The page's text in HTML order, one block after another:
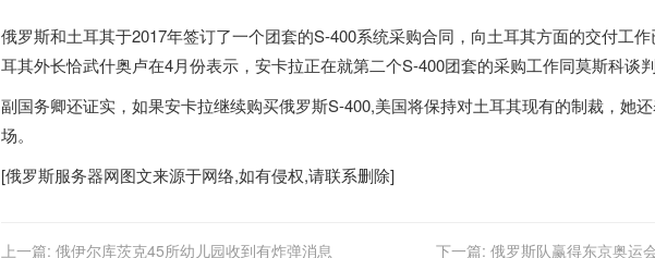
俄罗斯和土耳其于2017年签订了一个团套的S-400系统采购合同，向土耳其方面的交付工
耳其外长恰武什奥卢在4月份表示，安卡拉正在就第二个S-400团套的采购工作同莫斯科谈判
副国务卿还证实，如果安卡拉继续购买俄罗斯S-400,美国将保持对土耳其现有的制裁，她
场。
[俄罗斯服务器网图文来源于网络,如有侵权,请联系删除]
上一篇: 俄伊尔库茨克45所幼儿园收到有炸弹消息 下一篇: 俄罗斯队赢得东京奥运